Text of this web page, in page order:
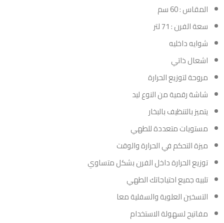
المقاس : 60 سم
سعة الفرن : 71 لتر
شوايه داخليه
اشعال ذاتي
مروحة لتوزيع الحرارة
شاشة رقمية من النوع ليد
يتميز بالتنظيف بالبخار
مستويات متعددة للطهي
ميزة التحكم في الحرارة والوقت
توزيع الحرارة داخل الفرن بشكل متساوي
تلبيه جميع احتياجاتك الطهي
التسخين العلوية والسفلية معا
مفاتيح لسهولة الاستخدام